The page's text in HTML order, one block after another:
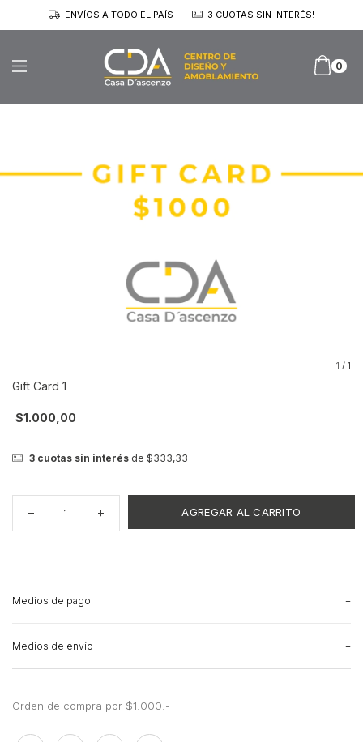
ENVÍOS A TODO EL PAÍS 3 CUOTAS SIN INTERÉS!
0
1 / 1
Gift Card 1
$1.000,00
3cuotas sin interésde $333,33
Medios de pago
Medios de envío
Orden de compra por $1.000.-